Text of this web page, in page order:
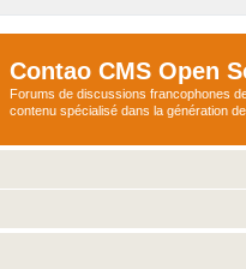
Contao CMS Open
Forums de discussions francophones
contenu spécialisé dans la génération